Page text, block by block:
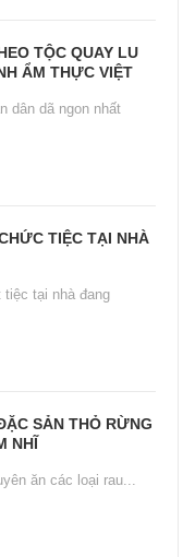
TỘC QUAY LU
ẨM THỰC VIỆT
dân dã ngon nhất
TIỆC TẠI NHÀ
tại nhà đang
SẢN THỎ RỪNG
NHĨ
ăn các loại rau...